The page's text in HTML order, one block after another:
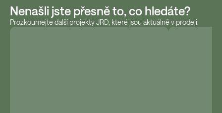
Nenašli jste přesně to, co hledáte?
Prozkoumejte další projekty JRD, které jsou aktuálně v prodeji.